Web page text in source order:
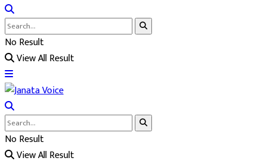
No Result
View All Result
No Result
View All Result